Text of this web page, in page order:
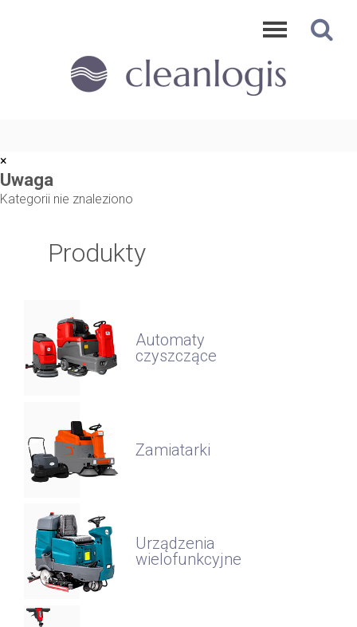
×
Uwaga
Kategorii nie znaleziono
Produkty
Automaty
czyszczące
Zamiatarki
Urządzenia
wielofunkcyjne